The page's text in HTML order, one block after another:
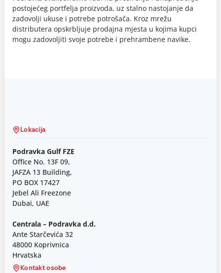
postojećeg portfelja proizvoda, uz stalno nastojanje da
zadovolji ukuse i potrebe potrošača. Kroz mrežu
distributera opskrbljuje prodajna mjesta u kojima kupci
mogu zadovoljiti svoje potrebe i prehrambene navike.
Lokacija
Podravka Gulf FZE
Office No. 13F 09,
JAFZA 13 Building,
PO BOX 17427
Jebel Ali Freezone
Dubai, UAE
Centrala – Podravka d.d.
Ante Starčevića 32
48000 Koprivnica
Hrvatska
Kontakt osobe